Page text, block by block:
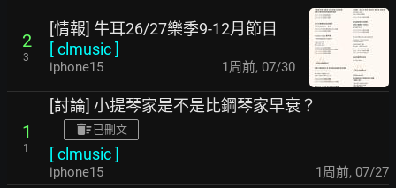
2
3
[情報] 牛耳26/27樂季9-12月節目
[clmusic]
iphone15 1周前, 07/30
1
1
[討論] 小提琴家是不是比鋼琴家早衰？
已刪文
[clmusic]
iphone15 1周前, 07/27